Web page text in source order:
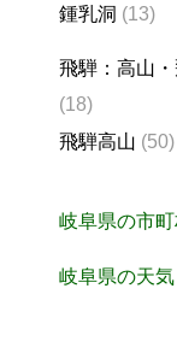
鍾乳洞 (13)
飛騨：高山
(18)
飛騨高山 (50)
岐阜県の市
岐阜県の天気